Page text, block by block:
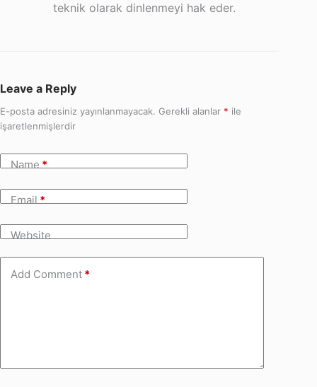
teknik olarak dinlenmeyi hak eder.
Leave a Reply
E-posta adresiniz yayınlanmayacak. Gerekli alanlar * ile
işaretlenmişlerdir
Name*
Email*
Website
Add Comment *